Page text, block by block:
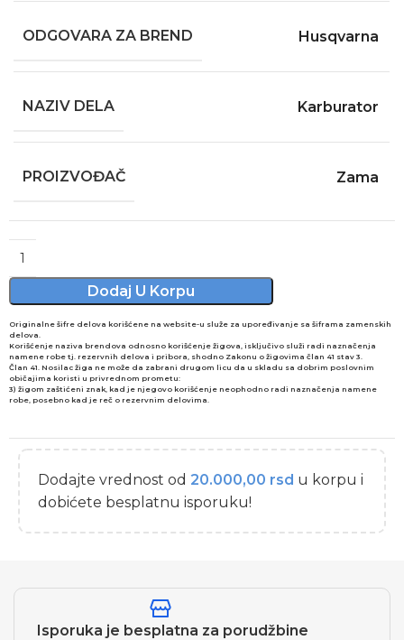
ODGOVARA ZA BREND Husqvarna
NAZIV DELA Karburator
PROIZVOĐAČ Zama
Dodaj U Korpu
Alternative:
Originalne šifre delova korišćene na website-u služe za upoređivanje sa šiframa zamenskih
delova.
Korišćenje naziva brendova odnosno korišćenje žigova, isključivo služi radi naznačenja
namene robe tj. rezervnih delova i pribora, shodno Zakonu o žigovima član 41 stav 3.
Član 41. Nosilac žiga ne može da zabrani drugom licu da u skladu sa dobrim poslovnim
običajima koristi u privrednom prometu:
3) žigom zaštićeni znak, kad je njegovo korišćenje neophodno radi naznačenja namene
robe, posebno kad je reč o rezervnim delovima.
Dodajte vrednost od20.000,00 rsd u korpu i
dobićete besplatnu isporuku!
Isporuka je besplatna za porudžbine